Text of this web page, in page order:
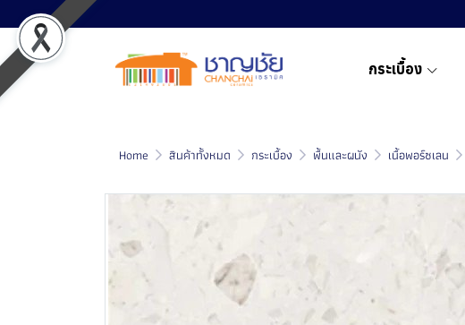
กระเบื้อง
Home สินค้าทั้งหมด กระเบื้อง พื้นและผนัง เนื้อพอร์ซเลน